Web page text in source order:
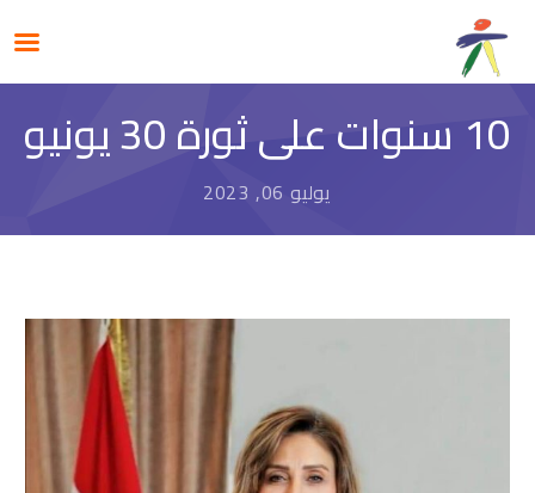
10 سنوات على ثورة 30 يونيو
يوليو 06, 2023